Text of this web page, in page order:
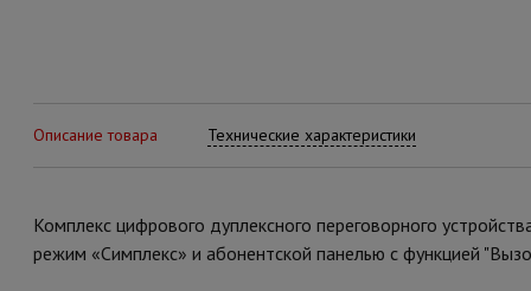
Описание товара Технические характеристики
Комплекс цифрового дуплексного переговорного
режим «Симплекс» и абонентской панелью с функцией